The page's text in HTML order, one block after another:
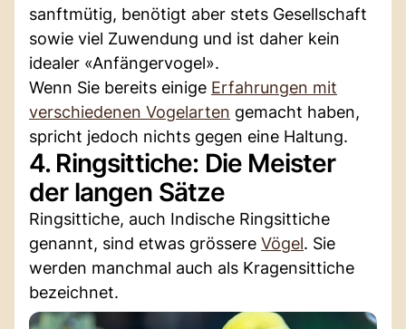
sanftmütig, benötigt aber stets Gesellschaft
sowie viel Zuwendung und ist daher kein
idealer «Anfängervogel».
Wenn Sie bereits einige Erfahrungen mit
verschiedenen Vogelarten gemacht haben,
spricht jedoch nichts gegen eine Haltung.
4. Ringsittiche: Die Meister
der langen Sätze
Ringsittiche, auch Indische Ringsittiche
genannt, sind etwas grössere Vögel. Sie
werden manchmal auch als Kragensittiche
bezeichnet.